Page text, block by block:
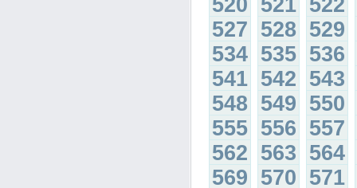
520 521 522
527 528 529
534 535 536
541 542 543
548 549 550
555 556 557
562 563 564
569 570 571